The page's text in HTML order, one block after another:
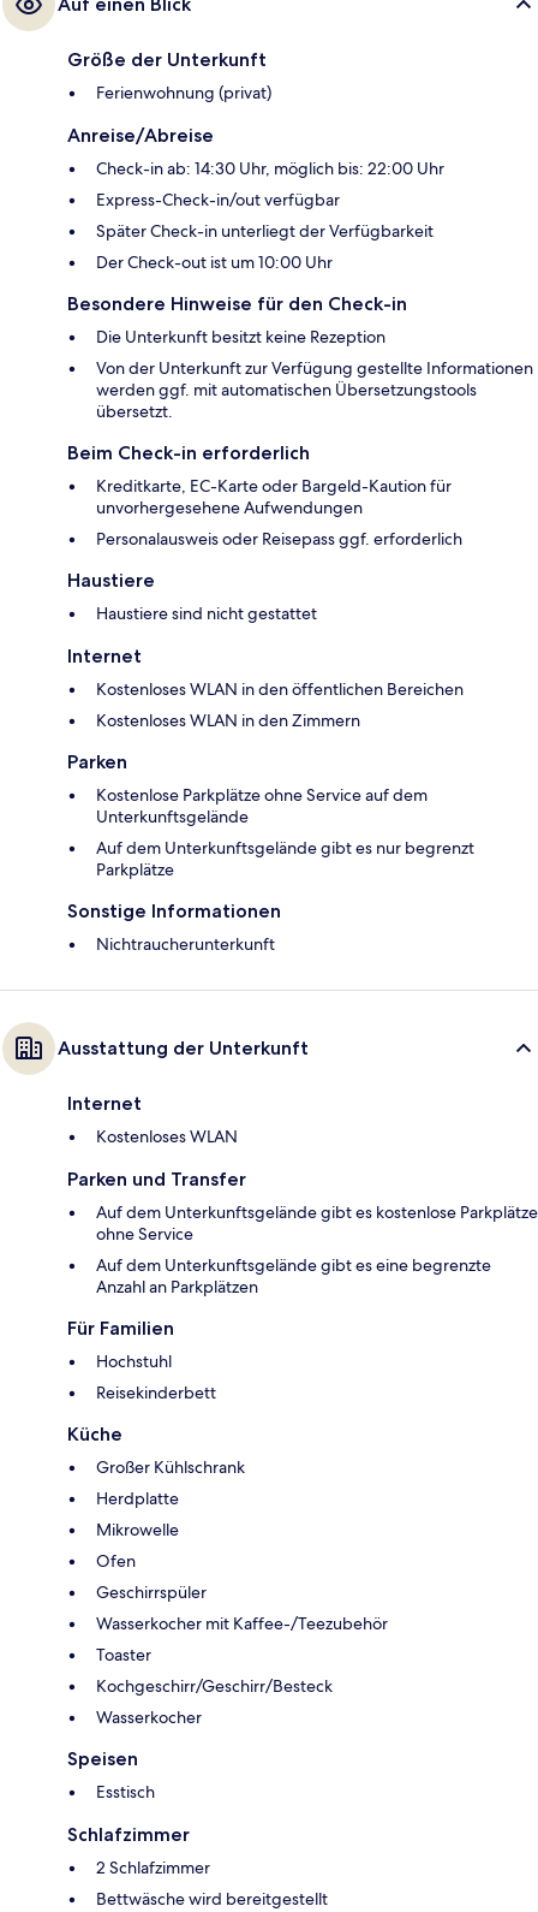
Größe der Unterkunft
Ferienwohnung (privat)
Anreise/Abreise
Check-in ab: 14:30 Uhr, möglich bis: 22:00 Uhr
Express-Check-in/out verfügbar
Später Check-in unterliegt der Verfügbarkeit
Der Check-out ist um 10:00 Uhr
Besondere Hinweise für den Check-in
Die Unterkunft besitzt keine Rezeption
Von der Unterkunft zur Verfügung gestellte Informationen
werden ggf. mit automatischen Übersetzungstools
übersetzt.
Beim Check-in erforderlich
Kreditkarte, EC-Karte oder Bargeld-Kaution für
unvorhergesehene Aufwendungen
Personalausweis oder Reisepass ggf. erforderlich
Haustiere
Haustiere sind nicht gestattet
Internet
Kostenloses WLAN in den öffentlichen Bereichen
Kostenloses WLAN in den Zimmern
Parken
Kostenlose Parkplätze ohne Service auf dem
Unterkunftsgelände
Auf dem Unterkunftsgelände gibt es nur begrenzt
Parkplätze
Sonstige Informationen
Nichtraucherunterkunft
Ausstattung der Unterkunft
Internet
Kostenloses WLAN
Parken und Transfer
Auf dem Unterkunftsgelände gibt es kostenlose Parkplätze
ohne Service
Auf dem Unterkunftsgelände gibt es eine begrenzte
Anzahl an Parkplätzen
Für Familien
Hochstuhl
Reisekinderbett
Küche
Großer Kühlschrank
Herdplatte
Mikrowelle
Ofen
Geschirrspüler
Wasserkocher mit Kaffee-/Teezubehör
Toaster
Kochgeschirr/Geschirr/Besteck
Wasserkocher
Speisen
Esstisch
Schlafzimmer
2 Schlafzimmer
Bettwäsche wird bereitgestellt